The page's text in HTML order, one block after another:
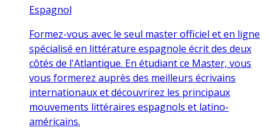
Espagnol
Formez-vous avec le seul master officiel et en ligne
spécialisé en littérature espagnole écrit des deux
côtés de l'Atlantique. En étudiant ce Master, vous
vous formerez auprès des meilleurs écrivains
internationaux et découvrirez les principaux
mouvements littéraires espagnols et latino-
américains.